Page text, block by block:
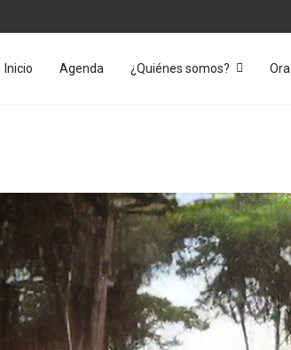
Inicio Agenda ¿Quiénes somos?